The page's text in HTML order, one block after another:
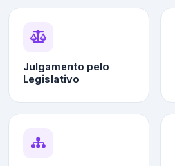
Julgamento pelo
Legislativo